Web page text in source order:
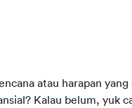
atau harapan yang
Kalau belum, yuk